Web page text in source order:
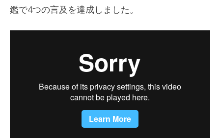
鑑で4つの言及を達成しました。